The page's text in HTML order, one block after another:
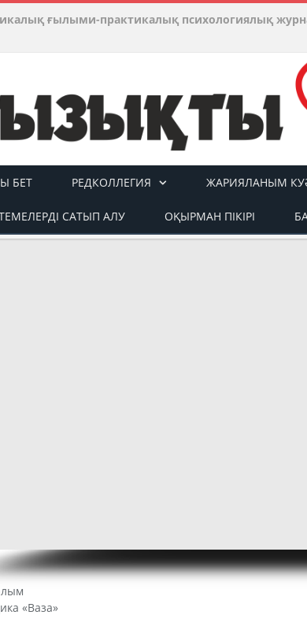
ғылыми-практикалық психологиялық
БЕТ РЕДКОЛЛЕГИЯ ЖАРИЯЛАНЫМ
САТЫП АЛУ ОҚЫРМАН ПІКІРІ